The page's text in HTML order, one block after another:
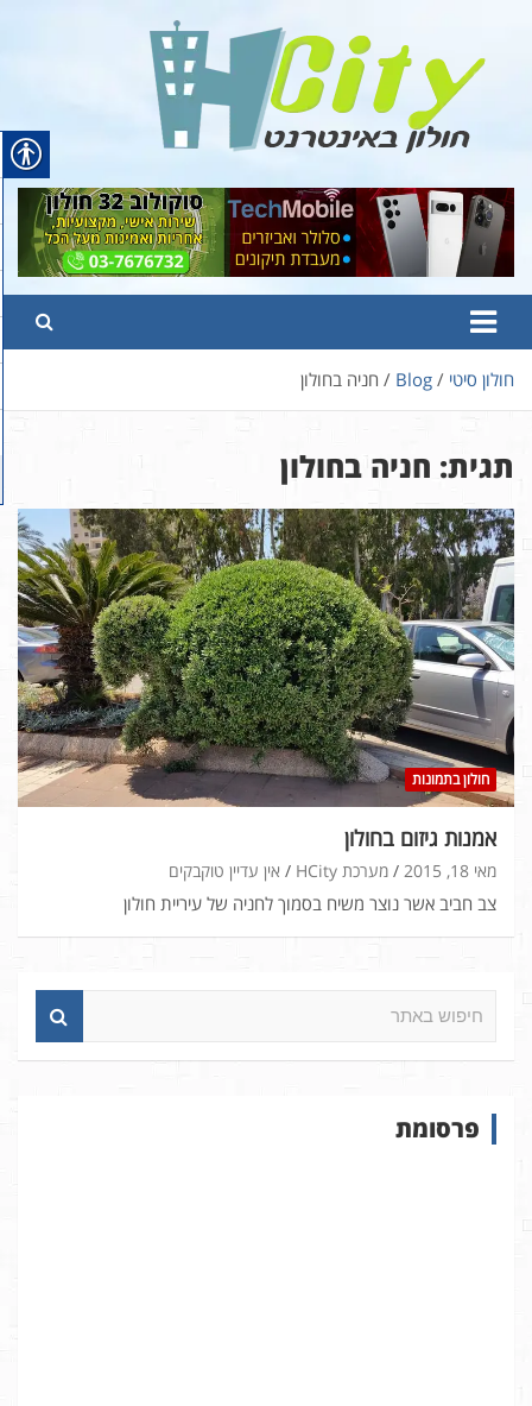
content
Hcity – חולון באינטרנט
פורטל החדשות והמידע של חולון
חולון סיטי Blog חניה בחולון
תגית: חניה בחולון
חולון בתמונות
אמנות גיזום בחולון
מאי 18, 2015 מערכת HCity אין עדיין טוקבקים
צב חביב אשר נוצר משיח בסמוך לחניה של עיריית חולון
א
פרסומת